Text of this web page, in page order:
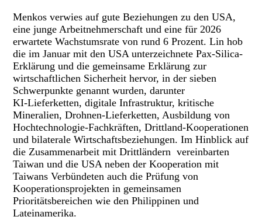
Menkos verwies auf gute Beziehungen zu den USA,
eine junge Arbeitnehmerschaft und eine für 2026
erwartete Wachstumsrate von rund 6 Prozent. Lin hob
die im Januar mit den USA unterzeichnete Pax‑Silica-
Erklärung und die gemeinsame Erklärung zur
wirtschaftlichen Sicherheit hervor, in der sieben
Schwerpunkte genannt wurden, darunter
KI‑Lieferketten, digitale Infrastruktur, kritische
Mineralien, Drohnen‑Lieferketten, Ausbildung von
Hochtechnologie‑Fachkräften, Drittland‑Kooperationen
und bilaterale Wirtschaftsbeziehungen. Im Hinblick auf
die Zusammenarbeit mit Drittländern vereinbarten
Taiwan und die USA neben der Kooperation mit
Taiwans Verbündeten auch die Prüfung von
Kooperationsprojekten in gemeinsamen
Prioritätsbereichen wie den Philippinen und
Lateinamerika.